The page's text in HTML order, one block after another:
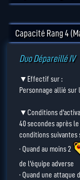
Capacité Rang 4
Duo Dépareillé IV
▼Effectif sur :
Personnage allié sur
▼Conditions
40 secondes après
conditions suivantes
· Quand au moins 2
de l'équipe adverse
· Quand une attaque